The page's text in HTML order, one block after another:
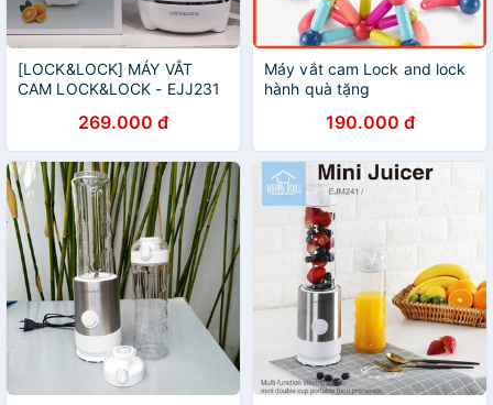
[LOCK&LOCK] MÁY VẮT
CAM LOCK&LOCK - EJJ231
269.000 đ
Máy vắt cam Lock and lock
hành quà tặng
hãng),Nam châm thông
minh
190.000 đ